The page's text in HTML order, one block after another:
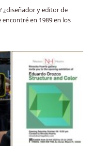
¿diseñador y editor de
en 1989 en los